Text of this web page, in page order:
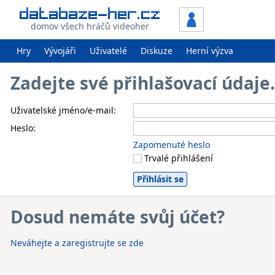
domov všech hráčů videoher
Hry Vývojáři Uživatelé Diskuze Herní výzva
Zadejte své přihlašovací
Uživatelské jméno/e-mail:
Heslo:
Zapomenuté heslo
Trvalé přihlášení
Dosud nemáte svůj účet?
Neváhejte a zaregistrujte se zde